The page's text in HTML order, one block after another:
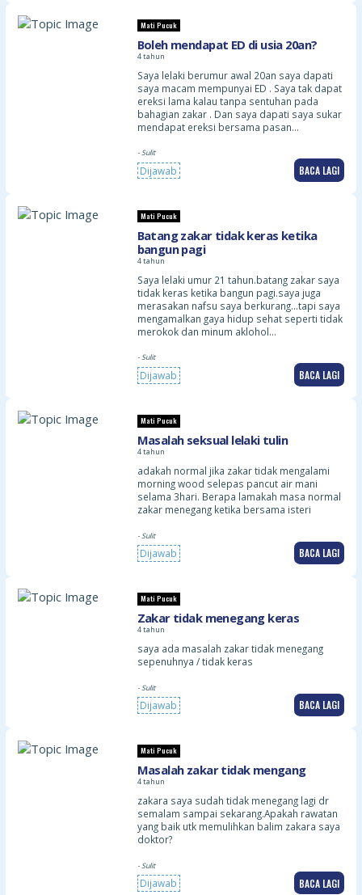
Mati Pucuk
Boleh mendapat ED di usia 20an?
4 tahun
Saya lelaki berumur awal 20an saya dapati
saya macam mempunyai ED . Saya tak dapat
ereksi lama kalau tanpa sentuhan pada
bahagian zakar . Dan saya dapati saya sukar
mendapat ereksi bersama pasan…
- Sulit
Dijawab BACA LAGI
Mati Pucuk
Batang zakar tidak keras ketika
bangun pagi
4 tahun
Saya lelaki umur 21 tahun.batang zakar saya
tidak keras ketika bangun pagi.saya juga
merasakan nafsu saya berkurang…tapi saya
mengamalkan gaya hidup sehat seperti tidak
merokok dan minum aklohol…
- Sulit
Dijawab BACA LAGI
Mati Pucuk
Masalah seksual lelaki tulin
4 tahun
adakah normal jika zakar tidak mengalami
morning wood selepas pancut air mani
selama 3hari. Berapa lamakah masa normal
zakar menegang ketika bersama isteri
- Sulit
Dijawab BACA LAGI
Mati Pucuk
Zakar tidak menegang keras
4 tahun
saya ada masalah zakar tidak menegang
sepenuhnya / tidak keras
- Sulit
Dijawab BACA LAGI
Mati Pucuk
Masalah zakar tidak mengang
4 tahun
zakara saya sudah tidak menegang lagi dr
semalam sampai sekarang.Apakah rawatan
yang baik utk memulihkan balim zakara saya
doktor?
- Sulit
Dijawab BACA LAGI